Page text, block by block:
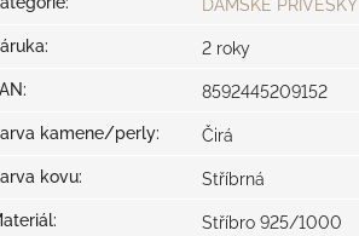
DÁMSKÉ PŘÍVĚSKY
: 2 roky
: 8592445209152
kamene/perly: Čirá
kovu: Stříbrná
: Stříbro 925/1000